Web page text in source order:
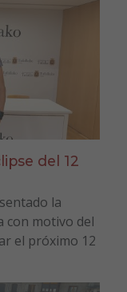
del 12
la
con motivo del
el próximo 12